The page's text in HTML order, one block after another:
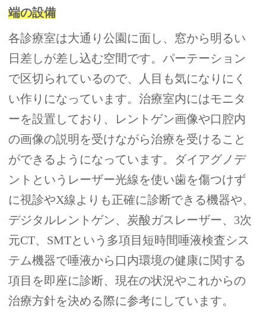
端の設備
各診療室は大通り公園に面し、窓から明るい
日差しが差し込む空間です。パーテーション
で区切られているので、人目も気になりにく
い作りになっています。治療室内にはモニタ
ーを設置しており、レントゲン画像や口腔内
の画像の説明を受けながら治療を受けること
ができるようになっています。ダイアグノデ
ントというレーザー光線を使い歯を傷つけず
に視診やX線よりも正確に診断できる機器や、
デジタルレントゲン、炭酸ガスレーザー、3次
元CT、SMTという多項目短時間唾液検査シス
テム機器で唾液から口内環境の健康に関する
項目を即座に診断、現在の状況やこれからの
治療方針を決める際に参考にしています。